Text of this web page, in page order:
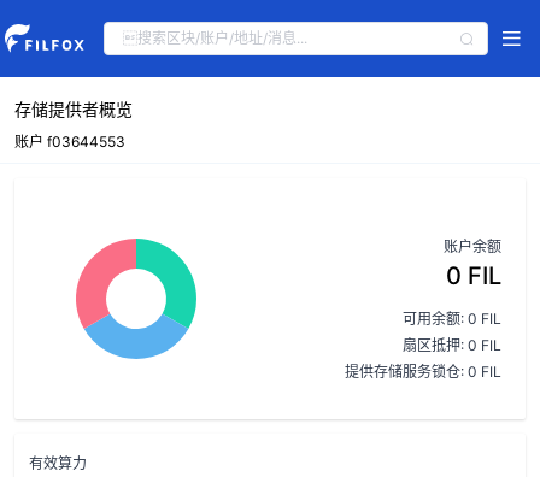
存储提供者概览
账户 f03644553
账户余额
0 FIL
可用余额: 0 FIL
扇区抵押: 0 FIL
提供存储服务锁仓: 0 FIL
有效算力